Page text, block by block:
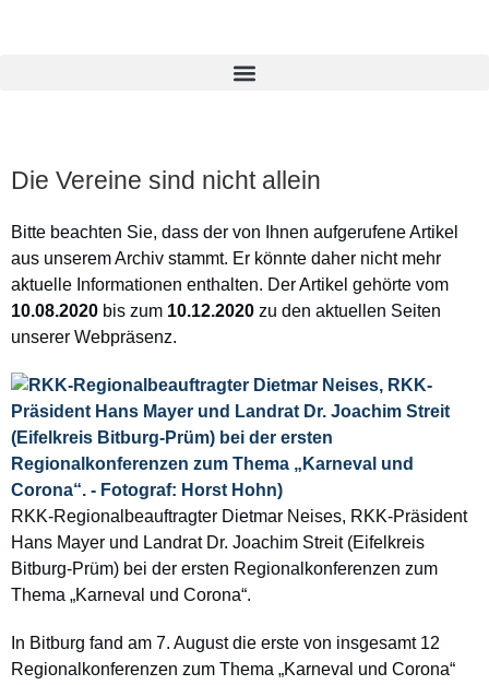
Die Vereine sind nicht allein
Bitte beachten Sie, dass der von Ihnen aufgerufene Artikel
aus unserem Archiv stammt. Er könnte daher nicht mehr
aktuelle Informationen enthalten. Der Artikel gehörte vom
10.08.2020 bis zum 10.12.2020 zu den aktuellen Seiten
unserer Webpräsenz.
RKK-Regionalbeauftragter Dietmar Neises, RKK-Präsident
Hans Mayer und Landrat Dr. Joachim Streit (Eifelkreis
Bitburg-Prüm) bei der ersten Regionalkonferenzen zum
Thema „Karneval und Corona“.
In Bitburg fand am 7. August die erste von insgesamt 12
Regionalkonferenzen zum Thema „Karneval und Corona“